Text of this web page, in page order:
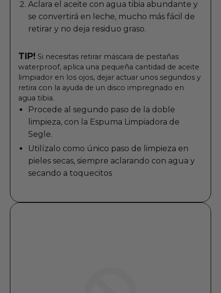
Aclara el aceite con agua tibia abundante y
se convertirá en leche, mucho más fácil de
retirar y no deja residuo graso.
TIP! Si necesitas retirar máscara de pestañas
waterproof, aplica una pequeña cantidad de aceite
limpiador en los ojos, dejar actuar unos segundos y
retira con la ayuda de un disco impregnado en
agua tibia.
Procede al segundo paso de la doble
limpieza, con la Espuma Limpiadora de
Segle.
Utilízalo como único paso de limpieza en
pieles secas, siempre aclarando con agua y
secando a toquecitos